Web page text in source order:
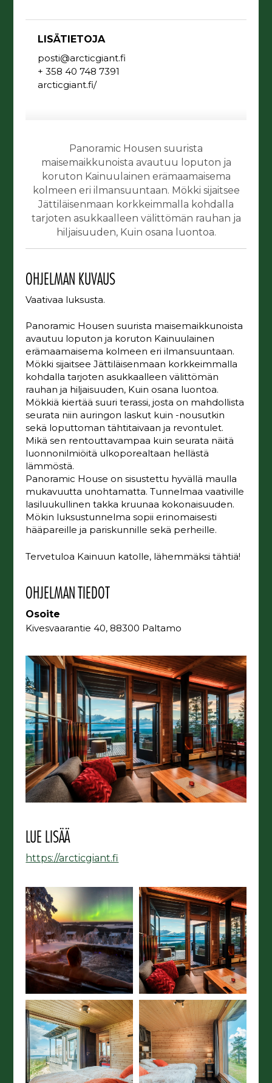
LISÄTIETOJA
posti@arcticgiant.fi
+ 358 40 748 7391
arcticgiant.fi/
Panoramic Housen suurista
maisemaikkunoista avautuu loputon ja
koruton Kainuulainen erämaamaisema
kolmeen eri ilmansuuntaan. Mökki sijaitsee
Jättiläisenmaan korkkeimmalla kohdalla
tarjoten asukkaalleen välittömän rauhan ja
hiljaisuuden, Kuin osana luontoa.
OHJELMAN KUVAUS
Vaativaa luksusta.
Panoramic Housen suurista maisemaikkunoista
avautuu loputon ja koruton Kainuulainen
erämaamaisema kolmeen eri ilmansuuntaan.
Mökki sijaitsee Jättiläisenmaan korkkeimmalla
kohdalla tarjoten asukkaalleen välittömän
rauhan ja hiljaisuuden, Kuin osana luontoa.
Mökkiä kiertää suuri terassi, josta on mahdollista
seurata niin auringon laskut kuin -nousutkin
sekä loputtoman tähtitaivaan ja revontulet.
Mikä sen rentouttavampaa kuin seurata näitä
luonnonilmiöitä ulkoporealtaan hellästä
lämmöstä.
Panoramic House on sisustettu hyvällä maulla
mukavuutta unohtamatta. Tunnelmaa vaativille
lasiluukullinen takka kruunaa kokonaisuuden.
Mökin luksustunnelma sopii erinomaisesti
hääpareille ja pariskunnille sekä perheille.
Tervetuloa Kainuun katolle, lähemmäksi tähtiä!
OHJELMAN TIEDOT
Osoite
Kivesvaarantie 40, 88300 Paltamo
LUE LISÄÄ
https://arcticgiant.fi